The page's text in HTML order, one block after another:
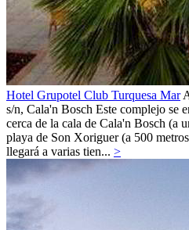
Hotel Grupotel Club Turquesa Mar
s/n, Cala'n Bosch Este complejo se
cerca de la cala de Cala'n Bosch (a
playa de Son Xoriguer (a 500
llegará a varias tien... >